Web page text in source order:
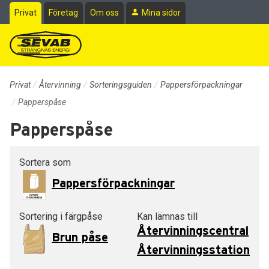
Till sidans huvudinnehåll
Privat Företag Om oss Mina sidor
Privat Återvinning Sorteringsguiden
Pappersförpackningar
Papperspåse
Papperspåse
Sortera som
Pappersförpackningar
Sortering i färgpåse
Brun påse
Kan lämnas till
Återvinningscentral
Återvinningsstation